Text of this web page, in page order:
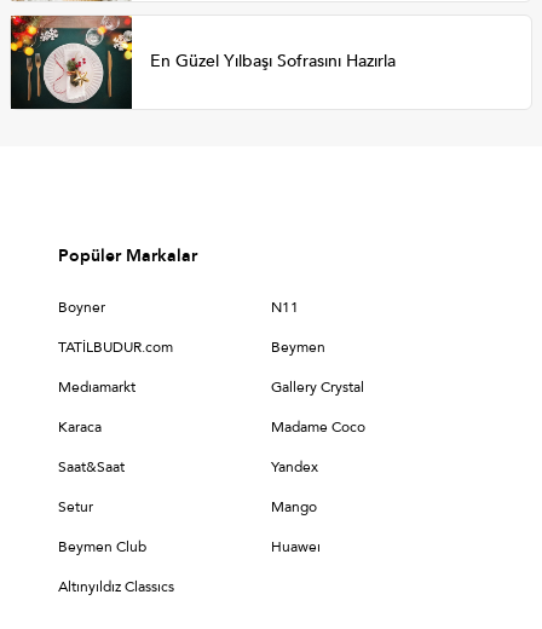
En Güzel Yılbaşı Sofrasını Hazırla
Popüler Markalar
Boyner N11
TATİLBUDUR.com Beymen
Medıamarkt Gallery Crystal
Karaca Madame Coco
Saat&Saat Yandex
Setur Mango
Beymen Club Huaweı
Altınyıldız Classıcs